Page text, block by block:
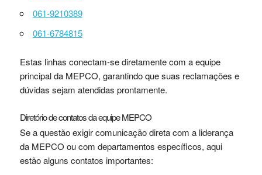
061-9210389
061-6784815
Estas linhas conectam-se diretamente com a equipe
principal da MEPCO, garantindo que suas reclamações e
dúvidas sejam atendidas prontamente.
Diretório de contatos da equipe MEPCO
Se a questão exigir comunicação direta com a liderança
da MEPCO ou com departamentos específicos, aqui
estão alguns contatos importantes: